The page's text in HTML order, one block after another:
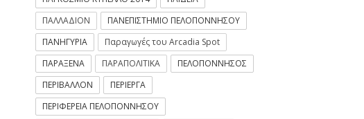
ΠΑΛΛΑΔΙΟΝ
ΠΑΝΕΠΙΣΤΗΜΙΟ ΠΕΛΟΠΟΝΝΗΣΟΥ
ΠΑΝΗΓΥΡΙΑ
Παραγωγές του Arcadia Spot
ΠΑΡΑΞΕΝΑ
ΠΑΡΑΠΟΛΙΤΙΚΑ
ΠΕΛΟΠΟΝΝΗΣΟΣ
ΠΕΡΙΒΑΛΛΟΝ
ΠΕΡΙΕΡΓΑ
ΠΕΡΙΦΕΡΕΙΑ ΠΕΛΟΠΟΝΝΗΣΟΥ